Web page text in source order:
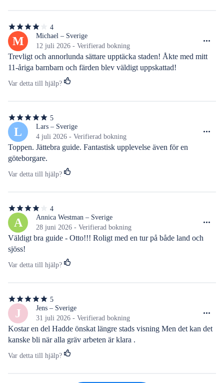
4
4
av
5
stjärnor
M
Michael – Sverige
12 juli 2026 - Verifierad bokning
Trevligt och annorlunda sättare upptäcka staden! Åkte med mitt
11-åriga barnbarn och färden blev väldigt uppskattad!
Var detta till hjälp?
5
5
av
5
stjärnor
L
Lars – Sverige
4 juli 2026 - Verifierad bokning
Toppen. Jättebra guide. Fantastisk upplevelse även för en
göteborgare.
Var detta till hjälp?
4
4
av
5
stjärnor
A
Annica Westman – Sverige
28 juni 2026 - Verifierad bokning
Väldigt bra guide - Otto!!! Roligt med en tur på både land och
sjöss!
Var detta till hjälp?
5
5
av
5
stjärnor
J
Jens – Sverige
31 juli 2026 - Verifierad bokning
Kostar en del Hadde önskat längre stads visning Men det kan det
kanske bli när alla gräv arbeten är klara .
Var detta till hjälp?